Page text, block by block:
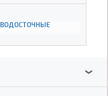
ВОДОСТОЧНЫЕ
❯